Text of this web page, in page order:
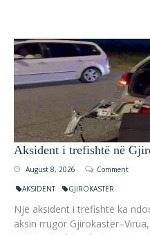
Aksident i trefishtë në
August 8, 2026
Comment
AKSIDENT
GJIROKASTËR
Një aksident i trefishtë ka
aksin rrugor